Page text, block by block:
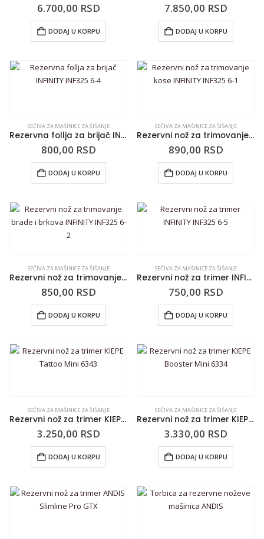
6.700,00 RSD
DODAJ U KORPU
7.850,00 RSD
DODAJ U KORPU
SEČIVA ZA MAŠINICE ZA ŠIŠANJE
Rezervna follja za brijač INFINITY INF325 6-4
800,00 RSD
DODAJ U KORPU
SEČIVA ZA MAŠINICE ZA ŠIŠANJE
Rezervni nož za trimovanje kose INFINITY INF325 6-1
890,00 RSD
DODAJ U KORPU
SEČIVA ZA MAŠINICE ZA ŠIŠANJE
Rezervni nož za trimovanje brade i brkova INFINITY INF325 6-2
850,00 RSD
DODAJ U KORPU
SEČIVA ZA MAŠINICE ZA ŠIŠANJE
Rezervni nož za trimer INFINITY INF325 6-5
750,00 RSD
DODAJ U KORPU
SEČIVA ZA MAŠINICE ZA ŠIŠANJE
Rezervni nož za trimer KIEPE Tattoo Mini 6343
3.250,00 RSD
DODAJ U KORPU
SEČIVA ZA MAŠINICE ZA ŠIŠANJE
Rezervni nož za trimer KIEPE Booster Mini 6334
3.330,00 RSD
DODAJ U KORPU